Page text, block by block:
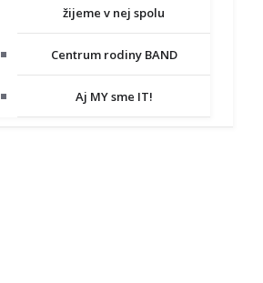
žijeme v nej spolu
Centrum rodiny BAND
Aj MY sme IT!